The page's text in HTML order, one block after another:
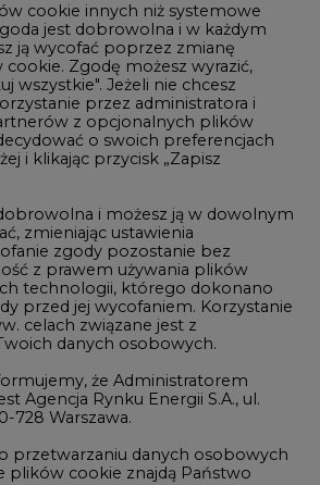
i IT
CO2
cookie innych niż systemowe
jest dobrowolna i w każdym
ją wycofać poprzez zmianę
Zgodę możesz wyrazić,
wszystkie". Jeżeli nie chcesz
przez administratora i
z opcjonalnych plików
o swoich preferencjach
i klikając przycisk „Zapisz
i możesz ją w dowolnym
zmieniając ustawienia
zgody pozostanie bez
z prawem używania plików
technologii, którego dokonano
przed jej wycofaniem. Korzystanie
celach związane jest z
danych osobowych.
że Administratorem
Agencja Rynku Energii S.A., ul.
728 Warszawa.
przetwarzaniu danych osobowych
plików cookie znajdą Państwo